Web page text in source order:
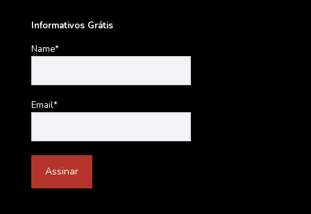
Informativos Grátis
Name*
Email*